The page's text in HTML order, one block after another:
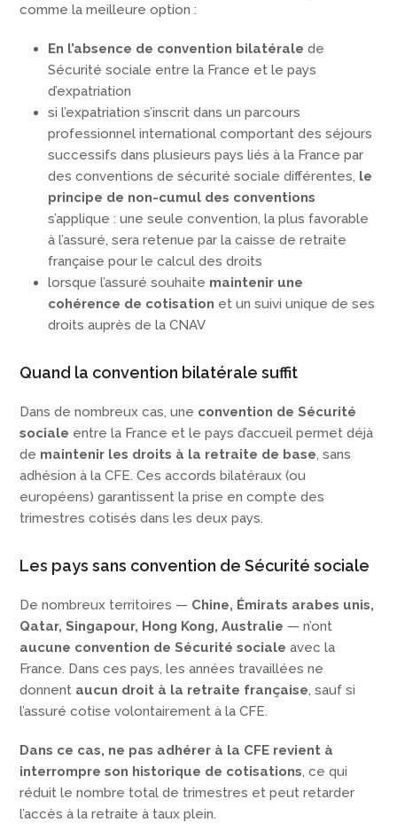
comme la meilleure option :
En l’absence de convention bilatérale de
Sécurité sociale entre la France et le pays
d’expatriation
si l’expatriation s’inscrit dans un parcours
professionnel international comportant des séjours
successifs dans plusieurs pays liés à la France par
des conventions de sécurité sociale différentes, le
principe de non-cumul des conventions
s’applique : une seule convention, la plus favorable
à l’assuré, sera retenue par la caisse de retraite
française pour le calcul des droits
lorsque l’assuré souhaite maintenir une
cohérence de cotisation et un suivi unique de ses
droits auprès de la CNAV
Quand la convention bilatérale suffit
Dans de nombreux cas, une convention de Sécurité
sociale entre la France et le pays d’accueil permet déjà
de maintenir les droits à la retraite de base, sans
adhésion à la CFE. Ces accords bilatéraux (ou
européens) garantissent la prise en compte des
trimestres cotisés dans les deux pays.
Les pays sans convention de Sécurité sociale
De nombreux territoires — Chine, Émirats arabes unis,
Qatar, Singapour, Hong Kong, Australie — n’ont
aucune convention de Sécurité sociale avec la
France. Dans ces pays, les années travaillées ne
donnent aucun droit à la retraite française, sauf si
l’assuré cotise volontairement à la CFE.
Dans ce cas, ne pas adhérer à la CFE revient à
interrompre son historique de cotisations, ce qui
réduit le nombre total de trimestres et peut retarder
l’accès à la retraite à taux plein.